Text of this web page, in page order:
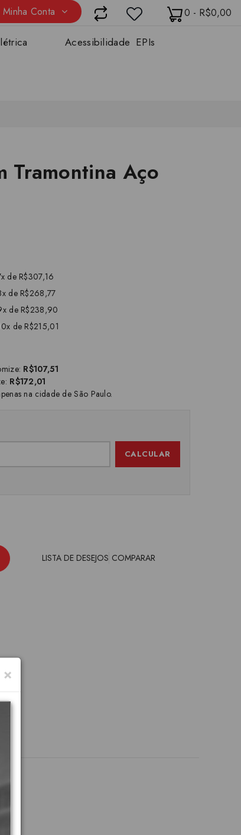
0 - R$0,00
Minha Conta
Acessibilidade EPIs
Tramontina Aço
de R$307,16
de R$268,77
de R$238,90
de R$215,01
R$107,51
R$172,01
na cidade de São Paulo.
CALCULAR
LISTA DE DESEJOS COMPARAR
×